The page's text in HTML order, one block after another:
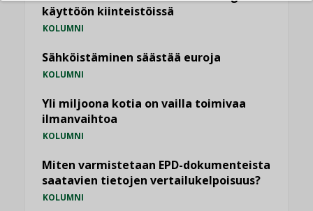
käyttöön kiinteistöissä
KOLUMNI
Sähköistäminen säästää euroja
KOLUMNI
Yli miljoona kotia on vailla toimivaa
ilmanvaihtoa
KOLUMNI
Miten varmistetaan EPD-dokumenteista
saatavien tietojen vertailukelpoisuus?
KOLUMNI